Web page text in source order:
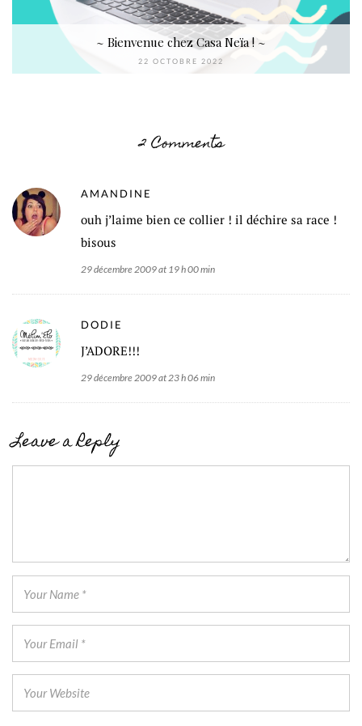
~ Bienvenue chez Casa Neïa ! ~
22 OCTOBRE 2022
2 Comments
AMANDINE
ouh j’laime bien ce collier ! il déchire sa race !
bisous
29 décembre 2009 at 19 h 00 min
DODIE
J’ADORE!!!
29 décembre 2009 at 23 h 06 min
Leave a Reply